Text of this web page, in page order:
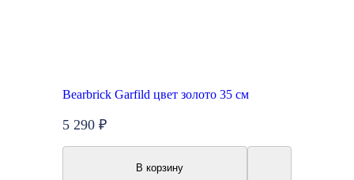
Bearbrick Garfild цвет золото 35 см
5 290 ₽
В корзину